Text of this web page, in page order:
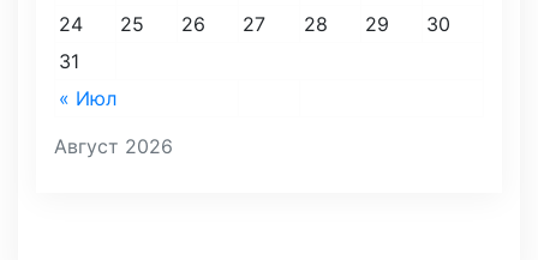
Август 2026
« Июл
24
25 26 27 28 29
30
31